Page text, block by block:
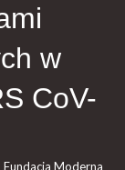
w
CoV-
Fundacja Moderna